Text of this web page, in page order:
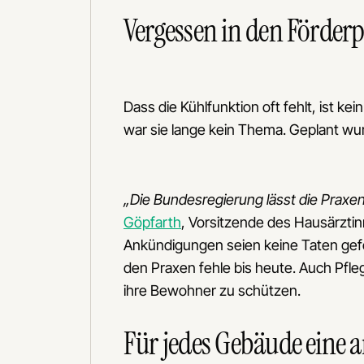
Vergessen in den
Dass die Kühlfunktion oft fehlt, ist
war sie lange kein Thema. Geplant
„Die Bundesregierung lässt die
Göpfarth, Vorsitzende des
Ankündigungen seien keine Taten
den Praxen fehle bis heute. Auch
ihre Bewohner zu schützen.
Für jedes Gebäude eine